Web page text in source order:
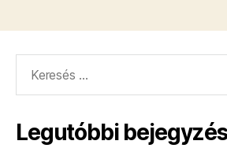
Legutóbbi